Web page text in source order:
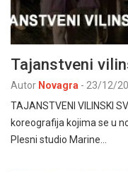
Tajanstveni
Autor Novagra - 23/12/
TAJANSTVENI VILINSKI
koreografija kojima se u
Plesni studio Marine…